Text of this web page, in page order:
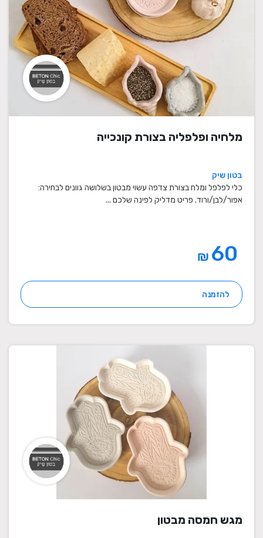
מלחיה ופלפליה בצורת קונכייה
בטון שיק
כלי לפלפל ומלח בצורת צדפה עשוי מבטון בשלושה גוונים לבחירה:
אפור/לבן/ורוד. פריט מדליק לפינה שלכם ...
₪
להזמנה
מגש חמסה מבטון